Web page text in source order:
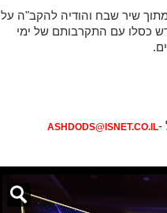
שיר שבח והודיה להקב"ה על
כסלו עם התקרבותם של ימי
-
ASHDODS@ISNET.CO.IL